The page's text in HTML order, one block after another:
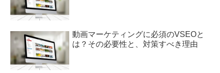
動画マーケティングに必須のVSEOと
は？その必要性と、対策すべき理由